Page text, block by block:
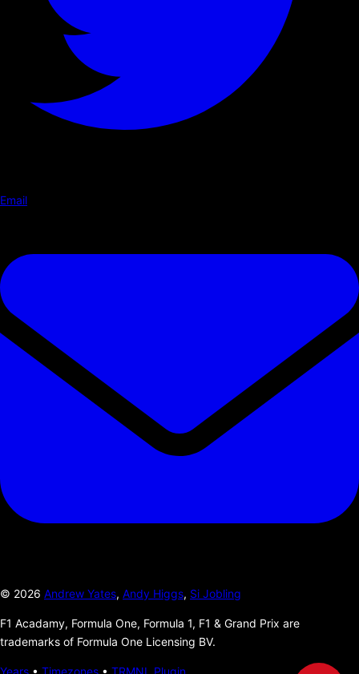
Email
© 2026 Andrew Yates, Andy Higgs, Si Jobling
F1 Acadamy, Formula One, Formula 1, F1 & Grand Prix are
trademarks of Formula One Licensing BV.
Years • Timezones • TRMNL Plugin